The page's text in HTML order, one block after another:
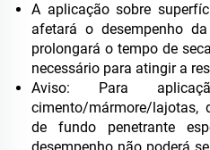
A aplicação sobre
afetará o desempenho
prolongará o tempo de
necessário para atingir a
Aviso: Para
cimento/mármore/lajotas,
de fundo penetrante